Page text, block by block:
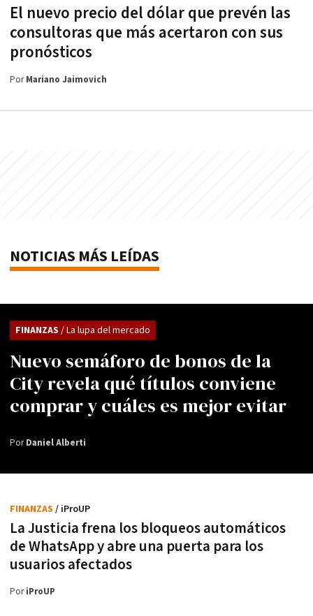
El nuevo precio del dólar que prevén las
consultoras que más acertaron con sus
pronósticos
PorMariano Jaimovich
NOTICIAS MÁS LEÍDAS
Nuevo semáforo de bonos de la
City revela qué títulos conviene
comprar y cuáles es mejor evitar
FINANZAS / La lupa del mercado
PorDaniel Alberti
La Justicia frena los bloqueos automáticos
de WhatsApp y abre una puerta para los
usuarios afectados
FINANZAS / iProUP
PoriProUP